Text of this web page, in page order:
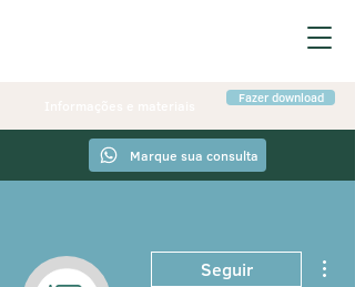
Marque sua consulta
Fazer download
Seguir